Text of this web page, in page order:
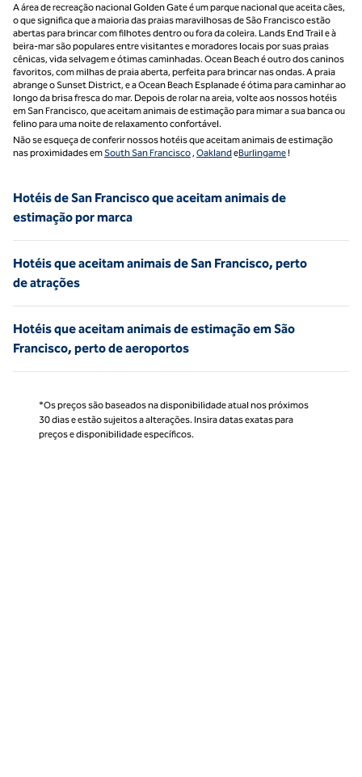
A área de recreação nacional Golden Gate é um parque nacional que aceita cães,
o que significa que a maioria das praias maravilhosas de São Francisco estão
abertas para brincar com filhotes dentro ou fora da coleira. Lands End Trail e à
beira-mar são populares entre visitantes e moradores locais por suas praias
cênicas, vida selvagem e ótimas caminhadas. Ocean Beach é outro dos caninos
favoritos, com milhas de praia aberta, perfeita para brincar nas ondas. A praia
abrange o Sunset District, e a Ocean Beach Esplanade é ótima para caminhar ao
longo da brisa fresca do mar. Depois de rolar na areia, volte aos nossos hotéis
em San Francisco, que aceitam animais de estimação para mimar a sua banca ou
felino para uma noite de relaxamento confortável.
Não se esqueça de conferir nossos hotéis que aceitam animais de estimação
nas proximidades emSouth San Francisco , OaklandeBurlingame !
Hotéis de San Francisco que aceitam animais de
estimação por marca
Hotéis que aceitam animais de San Francisco, perto
de atrações
Hotéis que aceitam animais de estimação em São
Francisco, perto de aeroportos
*Os preços são baseados na disponibilidade atual nos próximos
30 dias e estão sujeitos a alterações. Insira datas exatas para
preços e disponibilidade específicos.